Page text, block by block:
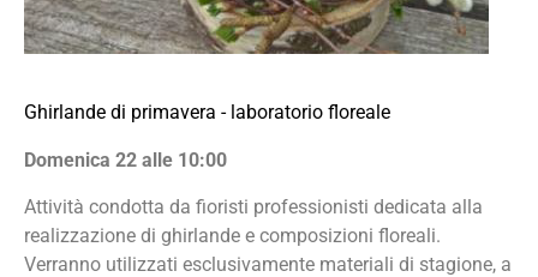
Ghirlande di primavera - laboratorio floreale
Domenica 22 alle 10:00
Attività condotta da fioristi professionisti dedicata alla
realizzazione di ghirlande e composizioni floreali.
Verranno utilizzati esclusivamente materiali di stagione, a